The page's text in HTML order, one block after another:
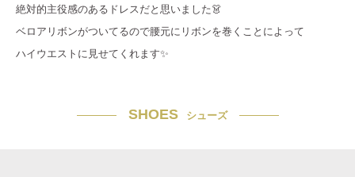
絶対的主役感のあるドレスだと思いました👗
ベロアリボンがついてるので腰元にリボンを巻くことによって
ハイウエストに見せてくれます✨
SHOES シューズ